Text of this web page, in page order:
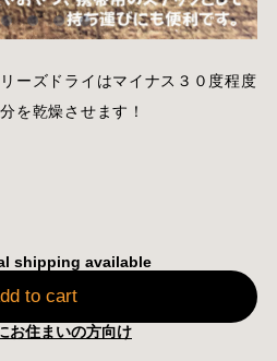
ーズドライはマイナス３０度程度
を乾燥させます！
shipping available
to cart
お住まいの方向け